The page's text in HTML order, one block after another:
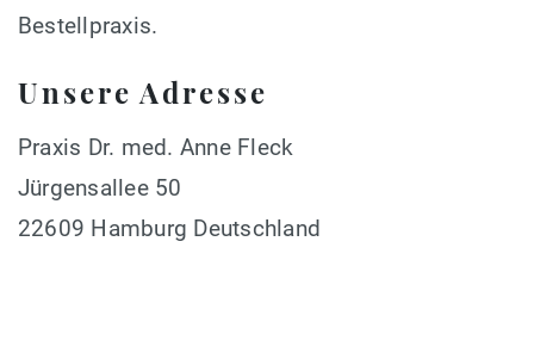
Bestellpraxis.
Unsere Adresse
Praxis Dr. med. Anne Fleck
Jürgensallee 50
22609 Hamburg Deutschland